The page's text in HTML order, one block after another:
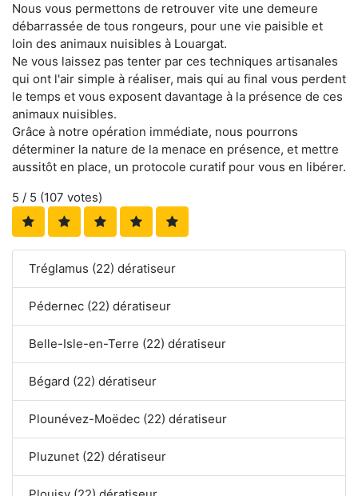
Nous vous permettons de retrouver vite une demeure
débarrassée de tous rongeurs, pour une vie paisible et
loin des animaux nuisibles à Louargat.
Ne vous laissez pas tenter par ces techniques artisanales
qui ont l'air simple à réaliser, mais qui au final vous perdent
le temps et vous exposent davantage à la présence de ces
animaux nuisibles.
Grâce à notre opération immédiate, nous pourrons
déterminer la nature de la menace en présence, et mettre
aussitôt en place, un protocole curatif pour vous en libérer.
5 / 5 (107 votes)
Tréglamus (22) dératiseur
Pédernec (22) dératiseur
Belle-Isle-en-Terre (22) dératiseur
Bégard (22) dératiseur
Plounévez-Moëdec (22) dératiseur
Pluzunet (22) dératiseur